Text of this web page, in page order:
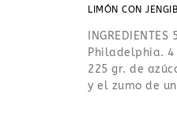
LIMÓN CON
Philadelphia.
225 gr. de
y el zumo de